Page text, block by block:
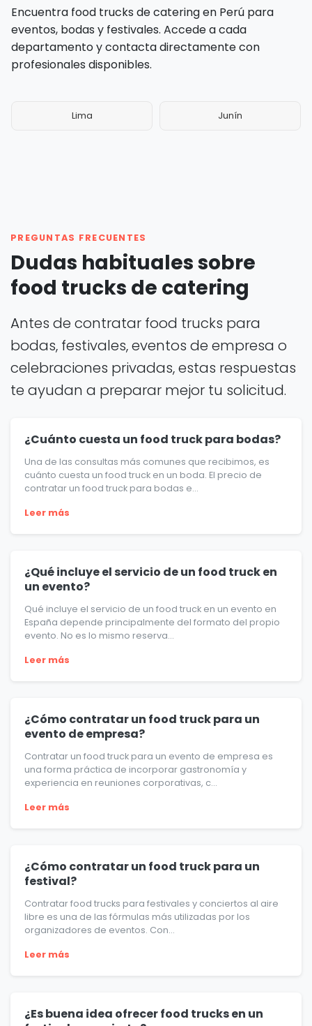
Encuentra food trucks de catering en Perú para
eventos, bodas y festivales. Accede a cada
departamento y contacta directamente con
profesionales disponibles.
Lima Junín
PREGUNTAS FRECUENTES
Dudas habituales sobre
food trucks de catering
Antes de contratar food trucks para
bodas, festivales, eventos de empresa o
celebraciones privadas, estas respuestas
te ayudan a preparar mejor tu solicitud.
¿Cuánto cuesta un food truck para bodas?
Una de las consultas más comunes que recibimos, es
cuánto cuesta un food truck en un boda. El precio de
contratar un food truck para bodas e...
Leer más
¿Qué incluye el servicio de un food truck en
un evento?
Qué incluye el servicio de un food truck en un evento en
España depende principalmente del formato del propio
evento. No es lo mismo reserva...
Leer más
¿Cómo contratar un food truck para un
evento de empresa?
Contratar un food truck para un evento de empresa es
una forma práctica de incorporar gastronomía y
experiencia en reuniones corporativas, c...
Leer más
¿Cómo contratar un food truck para un
festival?
Contratar food trucks para festivales y conciertos al aire
libre es una de las fórmulas más utilizadas por los
organizadores de eventos. Con...
Leer más
¿Es buena idea ofrecer food trucks en un